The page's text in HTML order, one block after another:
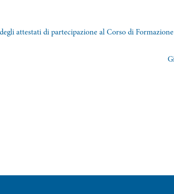
attestati di partecipazione al Corso di